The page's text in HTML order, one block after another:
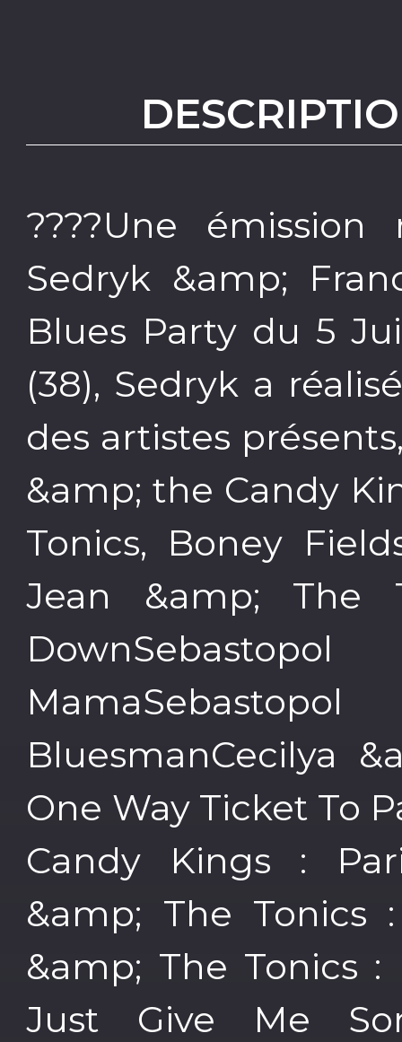
????Une
Sedryk &amp;
Blues Party du 5
(38), Sedryk a
des artistes
&amp; the Candy
Tonics, Boney
Jean &amp; The
BluesmanCecilya
One Way Ticket To
Candy Kings :
&amp; The Tonics
&amp; The Tonics
Just Give Me